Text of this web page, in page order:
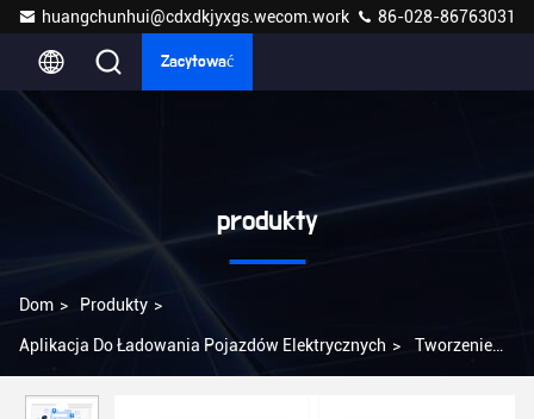
huangchunhui@cdxdkjyxgs.wecom.work 86-028-86763031
Zacytować
produkty
Dom > Produkty >
Aplikacja Do Ładowania Pojazdów Elektrycznych > Tworzenie